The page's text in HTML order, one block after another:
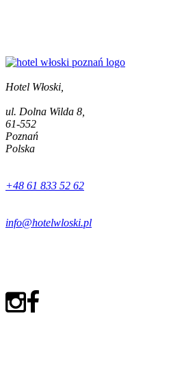
Hotel Włoski,
ul. Dolna Wilda 8,
61-552
Poznań
Polska
+48 61 833 52 62
info@hotelwloski.pl